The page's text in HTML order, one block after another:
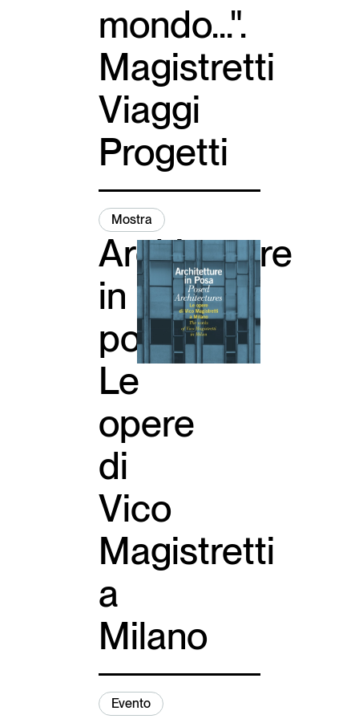
mondo...".
Magistretti
Viaggi
Progetti
Mostra
Architetture
in
posa.
Le
opere
di
Vico
Magistretti
a
Milano
Evento